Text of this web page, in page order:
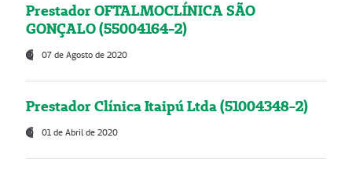
Prestador OFTALMOCLÍNICA SÃO
GONÇALO (55004164-2)
07 de Agosto de 2020
Prestador Clínica Itaipú Ltda (51004348-2)
01 de Abril de 2020